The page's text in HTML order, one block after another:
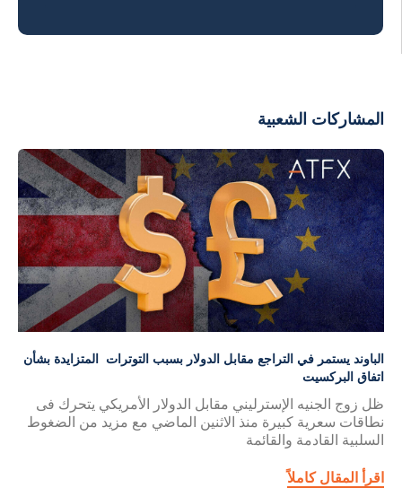
المشاركات الشعبية
الباوند يستمر في التراجع مقابل الدولار بسبب التوترات المتزايدة بشأن
اتفاق البركسيت
ظل زوج الجنيه الإسترليني مقابل الدولار الأمريكي يتحرك فى
نطاقات سعرية كبيرة منذ الاثنين الماضي مع مزيد من الضغوط
السلبية القادمة والقائمة
اقرأ المقال كاملاً